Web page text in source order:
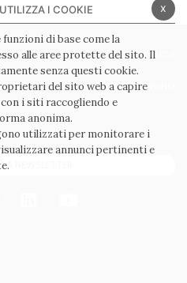
COOKIE POLICY
WHISTLEBLOWING
NEWSLETTER
x
I COOKIE
di base come la
alle aree protette del sito. Il
senza questi cookie.
del sito web a capire
i siti raccogliendo e
anonima.
utilizzati per monitorare i
annunci pertinenti e